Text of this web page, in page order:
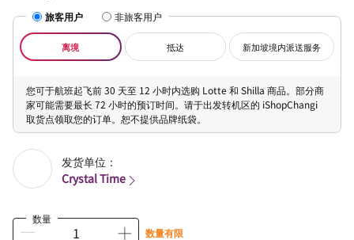
旅客用户 非旅客用户
离境 抵达 新加坡境内派送服务
您可于航班起飞前 30 天至 12 小时内选购 Lotte 和 Shilla 商品。部分商
家可能需要最长 72 小时的预订时间。请于出发转机区的 iShopChangi
取货点领取您的订单。恕不提供品牌纸袋。
发货单位：
Crystal Time
数量
数量有限